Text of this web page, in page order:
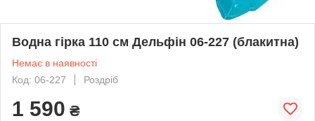
Водна гірка 110 см Дельфін 06-227 (блакитна)
Немає в наявності
Код: 06-227
Роздріб
1 590 ₴